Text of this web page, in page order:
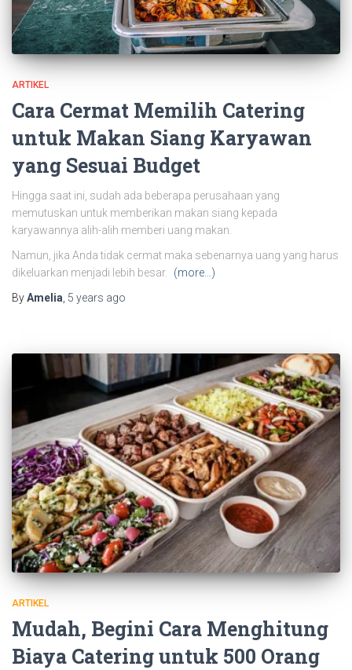
ARTIKEL
Cara Cermat Memilih Catering
untuk Makan Siang Karyawan
yang Sesuai Budget
Hingga saat ini, sudah ada beberapa perusahaan yang
memutuskan untuk memberikan makan siang kepada
karyawannya alih-alih memberi uang makan.
Namun, jika Anda tidak cermat maka sebenarnya uang yang harus
dikeluarkan menjadi lebih besar.
(more…)
ByAmelia 5 years ago
ARTIKEL
Mudah, Begini Cara Menghitung
Biaya Catering untuk 500 Orang